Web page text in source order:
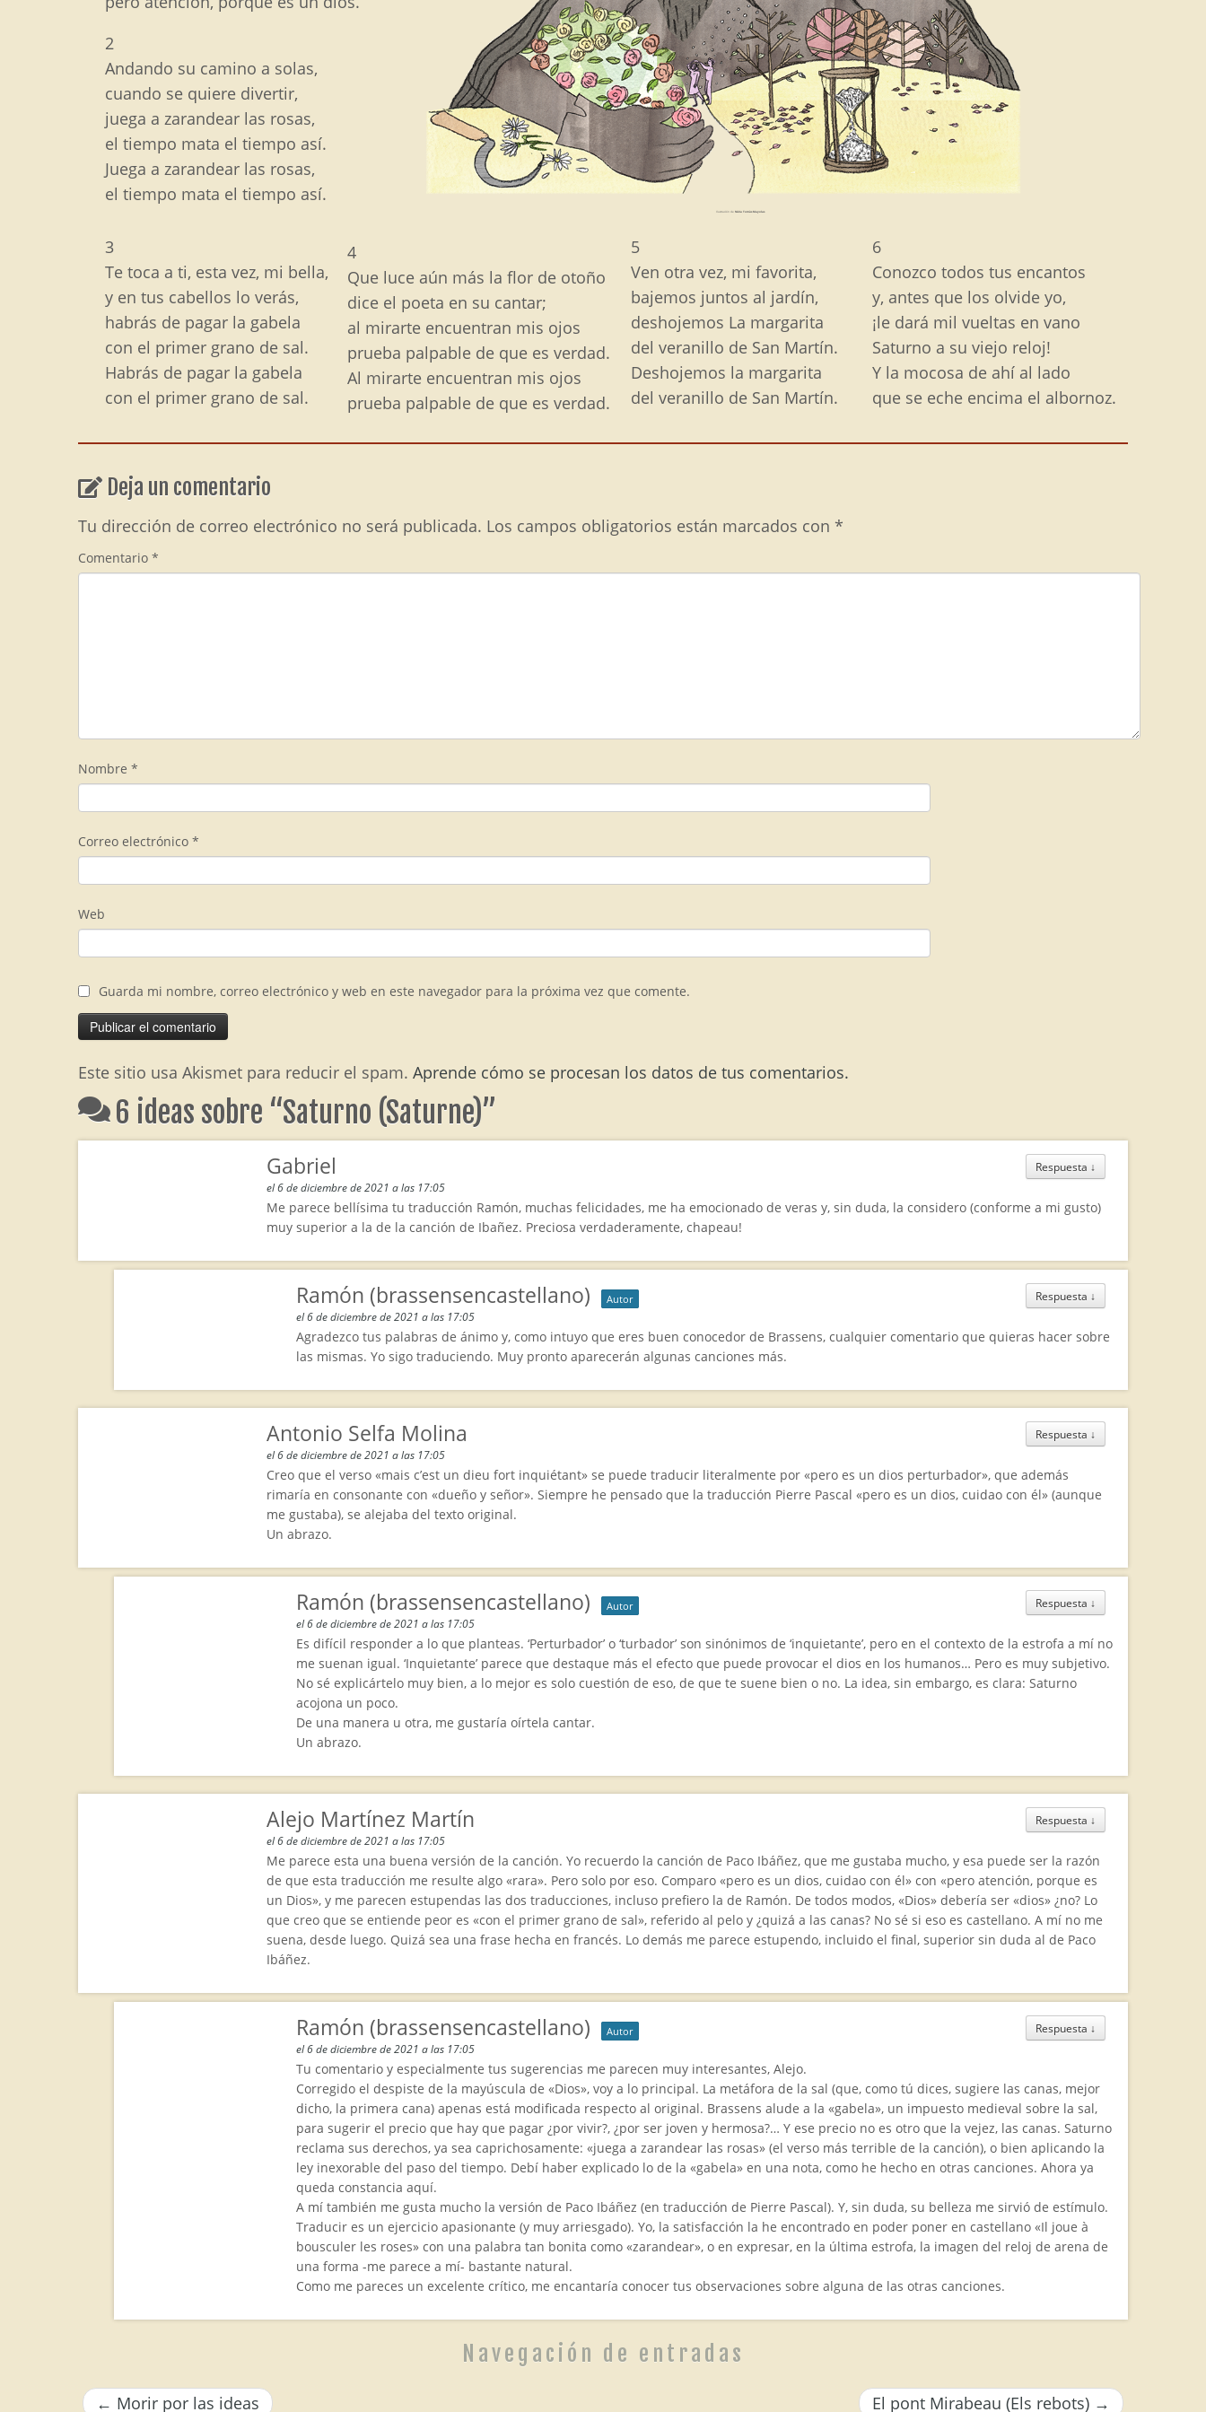
2
Andando su camino a solas,
cuando se quiere divertir,
juega a zarandear las rosas,
el tiempo mata el tiempo así.
Juega a zarandear las rosas,
el tiempo mata el tiempo así.
Ilustración de Núria Tomàs Mayolas
3
Te toca a ti, esta vez, mi bella,
y en tus cabellos lo verás,
habrás de pagar la gabela
con el primer grano de sal.
Habrás de pagar la gabela
con el primer grano de sal.
4
Que luce aún más la flor de otoño
dice el poeta en su cantar;
al mirarte encuentran mis ojos
prueba palpable de que es verdad.
Al mirarte encuentran mis ojos
prueba palpable de que es verdad.
5
Ven otra vez, mi favorita,
bajemos juntos al jardín,
deshojemos La margarita
del veranillo de San Martín.
Deshojemos la margarita
del veranillo de San Martín.
6
Conozco todos tus encantos
y, antes que los olvide yo,
¡le dará mil vueltas en vano
Saturno a su viejo reloj!
Y la mocosa de ahí al lado
que se eche encima el albornoz.
Deja un comentario
Tu dirección de correo electrónico no será publicada. Los campos obligatorios están marcados con *
Comentario *
Nombre *
Correo electrónico *
Web
Guarda mi nombre, correo electrónico y web en este navegador para la próxima vez que comente.
Este sitio usa Akismet para reducir el spam. Aprende cómo se procesan los datos de tus comentarios.
6 ideas sobre “Saturno (Saturne)”
Respuesta ↓
Gabriel
el 6 de diciembre de 2021 a las 17:05
Me parece bellísima tu traducción Ramón, muchas felicidades, me ha emocionado de veras y, sin duda, la considero (conforme a mi gusto)
muy superior a la de la canción de Ibañez. Preciosa verdaderamente, chapeau!
Respuesta ↓
Ramón (brassensencastellano) Autor
el 6 de diciembre de 2021 a las 17:05
Agradezco tus palabras de ánimo y, como intuyo que eres buen conocedor de Brassens, cualquier comentario que quieras hacer sobre
las mismas. Yo sigo traduciendo. Muy pronto aparecerán algunas canciones más.
Respuesta ↓
Antonio Selfa Molina
el 6 de diciembre de 2021 a las 17:05
Creo que el verso «mais c’est un dieu fort inquiétant» se puede traducir literalmente por «pero es un dios perturbador», que además
rimaría en consonante con «dueño y señor». Siempre he pensado que la traducción Pierre Pascal «pero es un dios, cuidao con él» (aunque
me gustaba), se alejaba del texto original.
Un abrazo.
Respuesta ↓
Ramón (brassensencastellano) Autor
el 6 de diciembre de 2021 a las 17:05
Es difícil responder a lo que planteas. ‘Perturbador’ o ‘turbador’ son sinónimos de ‘inquietante’, pero en el contexto de la estrofa a mí no
me suenan igual. ‘Inquietante’ parece que destaque más el efecto que puede provocar el dios en los humanos… Pero es muy subjetivo.
No sé explicártelo muy bien, a lo mejor es solo cuestión de eso, de que te suene bien o no. La idea, sin embargo, es clara: Saturno
acojona un poco.
De una manera u otra, me gustaría oírtela cantar.
Un abrazo.
Respuesta ↓
Alejo Martínez Martín
el 6 de diciembre de 2021 a las 17:05
Me parece esta una buena versión de la canción. Yo recuerdo la canción de Paco Ibáñez, que me gustaba mucho, y esa puede ser la razón
de que esta traducción me resulte algo «rara». Pero solo por eso. Comparo «pero es un dios, cuidao con él» con «pero atención, porque es
un Dios», y me parecen estupendas las dos traducciones, incluso prefiero la de Ramón. De todos modos, «Dios» debería ser «dios» ¿no? Lo
que creo que se entiende peor es «con el primer grano de sal», referido al pelo y ¿quizá a las canas? No sé si eso es castellano. A mí no me
suena, desde luego. Quizá sea una frase hecha en francés. Lo demás me parece estupendo, incluido el final, superior sin duda al de Paco
Ibáñez.
Respuesta ↓
Ramón (brassensencastellano) Autor
el 6 de diciembre de 2021 a las 17:05
Tu comentario y especialmente tus sugerencias me parecen muy interesantes, Alejo.
Corregido el despiste de la mayúscula de «Dios», voy a lo principal. La metáfora de la sal (que, como tú dices, sugiere las canas, mejor
dicho, la primera cana) apenas está modificada respecto al original. Brassens alude a la «gabela», un impuesto medieval sobre la sal,
para sugerir el precio que hay que pagar ¿por vivir?, ¿por ser joven y hermosa?… Y ese precio no es otro que la vejez, las canas. Saturno
reclama sus derechos, ya sea caprichosamente: «juega a zarandear las rosas» (el verso más terrible de la canción), o bien aplicando la
ley inexorable del paso del tiempo. Debí haber explicado lo de la «gabela» en una nota, como he hecho en otras canciones. Ahora ya
queda constancia aquí.
A mí también me gusta mucho la versión de Paco Ibáñez (en traducción de Pierre Pascal). Y, sin duda, su belleza me sirvió de estímulo.
Traducir es un ejercicio apasionante (y muy arriesgado). Yo, la satisfacción la he encontrado en poder poner en castellano «Il joue à
bousculer les roses» con una palabra tan bonita como «zarandear», o en expresar, en la última estrofa, la imagen del reloj de arena de
una forma -me parece a mí- bastante natural.
Como me pareces un excelente crítico, me encantaría conocer tus observaciones sobre alguna de las otras canciones.
Navegación de entradas
← Morir por las ideas El pont Mirabeau (Els rebots) →